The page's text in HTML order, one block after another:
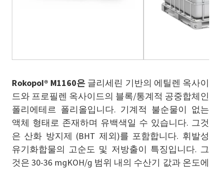
Rokopol® M1160은 글리세린 기반의 에틸렌 옥사이
드와 프로필렌 옥사이드의 블록/통계적 공중합체인
폴리에테르 폴리올입니다. 기계적 불순물이 없는
액체 형태로 존재하며 유백색일 수 있습니다. 그것
은 산화 방지제 (BHT 제외)를 포함합니다. 휘발성
유기화합물의 고순도 및 저방출이 특징입니다. 그
것은 30-36 mgKOH/g 범위 내의 수산기 값과 온도에